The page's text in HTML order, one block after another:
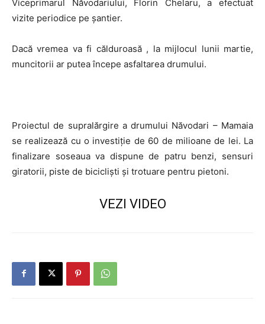
Viceprimarul Năvodariului, Florin Chelaru, a efectuat
vizite periodice pe șantier.
Dacă vremea va fi călduroasă , la mijlocul lunii martie,
muncitorii ar putea începe asfaltarea drumului.
Proiectul de supralărgire a drumului Năvodari – Mamaia
se realizează cu o investiție de 60 de milioane de lei. La
finalizare soseaua va dispune de patru benzi, sensuri
giratorii, piste de bicicliști și trotuare pentru pietoni.
VEZI VIDEO